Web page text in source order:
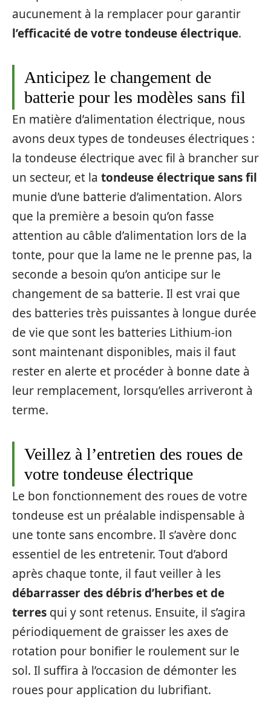
aucunement à la remplacer pour garantir
l’efficacité de votre tondeuse électrique.
Anticipez le changement de
batterie pour les modèles sans fil
En matière d’alimentation électrique, nous
avons deux types de tondeuses électriques :
la tondeuse électrique avec fil à brancher sur
un secteur, et la tondeuse électrique sans fil
munie d’une batterie d’alimentation. Alors
que la première a besoin qu’on fasse
attention au câble d’alimentation lors de la
tonte, pour que la lame ne le prenne pas, la
seconde a besoin qu’on anticipe sur le
changement de sa batterie. Il est vrai que
des batteries très puissantes à longue durée
de vie que sont les batteries Lithium-ion
sont maintenant disponibles, mais il faut
rester en alerte et procéder à bonne date à
leur remplacement, lorsqu’elles arriveront à
terme.
Veillez à l’entretien des roues de
votre tondeuse électrique
Le bon fonctionnement des roues de votre
tondeuse est un préalable indispensable à
une tonte sans encombre. Il s’avère donc
essentiel de les entretenir. Tout d’abord
après chaque tonte, il faut veiller à les
débarrasser des débris d’herbes et de
terres qui y sont retenus. Ensuite, il s’agira
périodiquement de graisser les axes de
rotation pour bonifier le roulement sur le
sol. Il suffira à l’occasion de démonter les
roues pour application du lubrifiant.